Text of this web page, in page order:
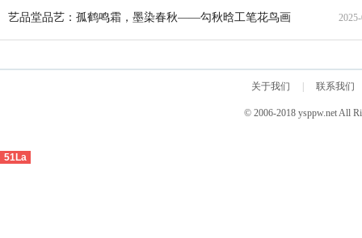
生命通透
艺品堂品艺：孤鹤鸣霜，墨染春秋——勾秋晗工笔花鸟画
的虚静美学与生命哲思
关于我们 联系我们
© 2006-2018 ysppw.net All
51La